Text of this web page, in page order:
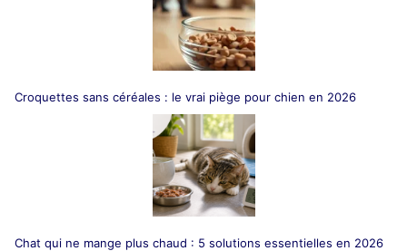
Croquettes sans céréales : le vrai piège pour chien en 2026
Chat qui ne mange plus chaud : 5 solutions essentielles en 2026